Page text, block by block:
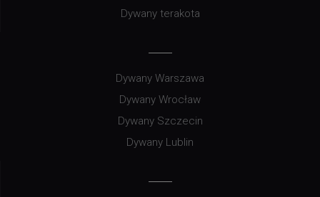
Dywany terakota
Dywany Warszawa
Dywany Wrocław
Dywany Szczecin
Dywany Lublin